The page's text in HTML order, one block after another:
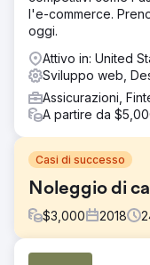
l'e-commerce.
oggi.
Attivo in: United
Sviluppo web,
Assicurazioni,
A partire da
Casi di successo
Noleggio di
$3,000 2018